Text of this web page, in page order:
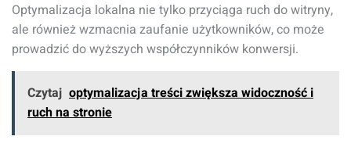
Optymalizacja lokalna nie tylko przyciąga ruch do witryny,
ale również wzmacnia zaufanie użytkowników, co może
prowadzić do wyższych współczynników konwersji.
Czytaj optymalizacja treści zwiększa widoczność i
ruch na stronie